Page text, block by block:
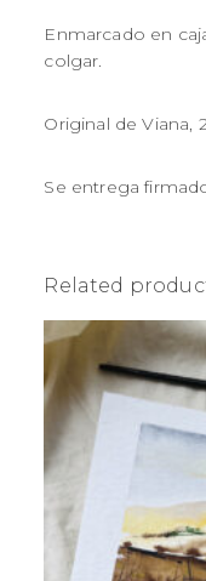
Enmarcado en
colgar.
Original de Viana,
Se entrega
Related